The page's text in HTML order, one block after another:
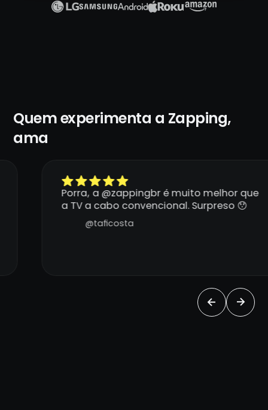
Quem experimenta a Zapping,
ama
Porra, a @zappingbr é muito melhor que
a TV a cabo convencional. Surpreso 😯
@taficosta